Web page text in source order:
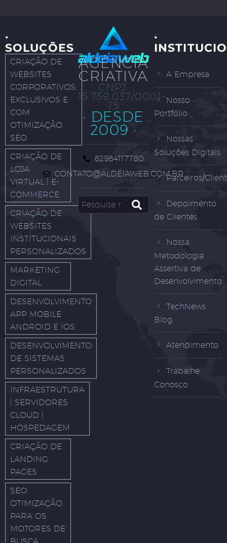
·
SOLUÇÕES
CRIAÇÃO DE
WEBSITES
CORPORATIVOS,
EXCLUSIVOS E
COM
OTIMIZAÇÃO
SEO
CRIAÇÃO DE
LOJA
VIRTUAL | E-
COMMERCE
CRIAÇÃO DE
WEBSITES
INSTITUCIONAIS
PERSONALIZADOS
MARKETING
DIGITAL
DESENVOLVIMENTO
APP MOBILE
ANDROID E IOS
DESENVOLVIMENTO
DE SISTEMAS
PERSONALIZADOS
INFRAESTRUTURA
| SERVIDORES
CLOUD |
HOSPEDAGEM
CRIAÇÃO DE
LANDING
PAGES
SEO:
OTIMIZAÇÃO
PARA OS
MOTORES DE
AGÊNCIA
CRIATIVA
CNPJ:
15.759.037/0001-
75
· DESDE
2009 ·
62984117780
CONTATO@ALDEIAWEB.COM.BR
·
A Empresa
Nosso
Portfólio
Nossas
Soluções Digitais
Parceiros/
Depoimento
de Clientes
Nossa
Metodologia
Assertiva de
Desenvolvimento
TechNews
Blog
Atendimento
Trabalhe
Conosco